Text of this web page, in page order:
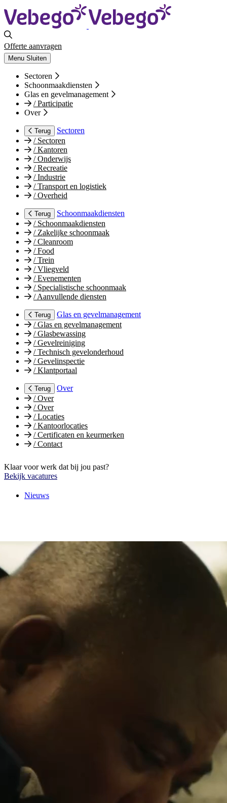
Offerte aanvragen
Menu Sluiten
Sectoren
Schoonmaakdiensten
Glas en gevelmanagement
/Participatie
Over
Terug
Sectoren
/Sectoren
/Kantoren
/Onderwijs
/Recreatie
/Industrie
/Transport en logistiek
/Overheid
Terug
Schoonmaakdiensten
/Schoonmaakdiensten
/Zakelijke schoonmaak
/Cleanroom
/Food
/Trein
/Vliegveld
/Evenementen
/Specialistische schoonmaak
/Aanvullende diensten
Terug
Glas en gevelmanagement
/Glas en gevelmanagement
/Glasbewassing
/Gevelreiniging
/Technisch gevelonderhoud
/Gevelinspectie
/Klantportaal
Terug
Over
/Over
/Over
/Locaties
/Kantoorlocaties
/Certificaten en keurmerken
/Contact
Klaar voor werk dat bij jou past?
Bekijk vacatures
Nieuws